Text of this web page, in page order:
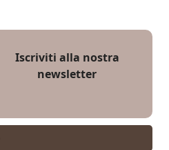
Iscriviti alla nostra
newsletter